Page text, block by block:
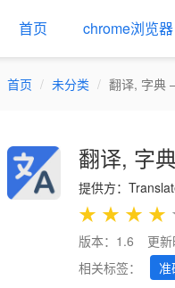
首页 chrome浏览器
首页 未分类 翻译, 字典
翻译, 字
提供方：
★ ★ ★ ★
版本：1.6
更
相关标签：
准